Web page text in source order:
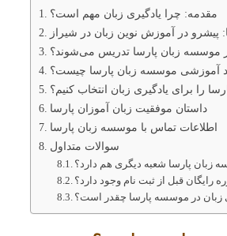
مقدمه: چرا یادگیری زبان مهم است؟
پیشرو در آموزش نوین زبان در شیراز
موسسه زبان پارسا تدریس می‌شوند؟
آموزشی موسسه زبان پارسا چیست؟
را برای یادگیری زبان انتخاب کنیم؟
داستان موفقیت زبان آموزان پارسا
اطلاعات تماس با موسسه زبان پارسا
سوالات متداول
زبان پارسا شعبه دیگری هم دارد؟
رایگان قبل از ثبت نام وجود دارد؟
زبان در موسسه پارسا چقدر است؟